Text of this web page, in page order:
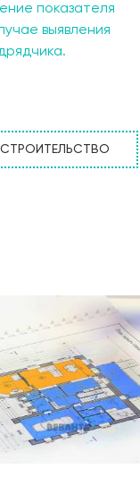
показателя
выявления